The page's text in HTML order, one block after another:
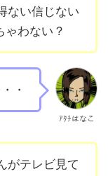
ない信じない
わない？
・・
ｱﾀﾁはなこ
がテレビ見て